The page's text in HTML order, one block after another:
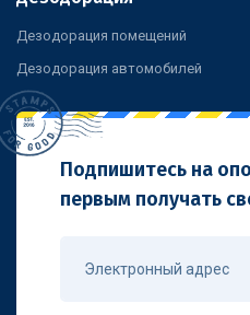
Дезодорация помещений
Дезодорация автомобилей
Подпишитесь на
первым получать